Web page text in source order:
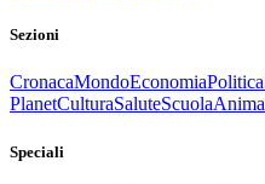
Sezioni
CronacaMondoEconomiaPolitica
PlanetCulturaSaluteScuola
Speciali